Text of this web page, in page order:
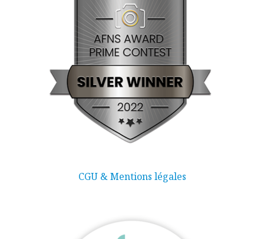
CGU & Mentions légales